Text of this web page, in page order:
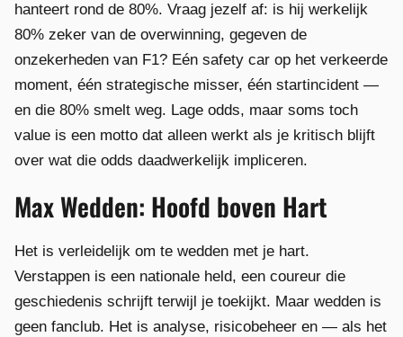
hanteert rond de 80%. Vraag jezelf af: is hij werkelijk
80% zeker van de overwinning, gegeven de
onzekerheden van F1? Eén safety car op het verkeerde
moment, één strategische misser, één startincident —
en die 80% smelt weg. Lage odds, maar soms toch
value is een motto dat alleen werkt als je kritisch blijft
over wat die odds daadwerkelijk impliceren.
Max Wedden: Hoofd boven Hart
Het is verleidelijk om te wedden met je hart.
Verstappen is een nationale held, een coureur die
geschiedenis schrijft terwijl je toekijkt. Maar wedden is
geen fanclub. Het is analyse, risicobeheer en — als het